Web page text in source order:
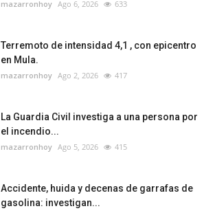
mazarronhoy Ago 6, 2026 633
Terremoto de intensidad 4,1 , con epicentro
en Mula.
mazarronhoy Ago 2, 2026 417
La Guardia Civil investiga a una persona por
el incendio...
mazarronhoy Ago 5, 2026 415
Accidente, huida y decenas de garrafas de
gasolina: investigan...